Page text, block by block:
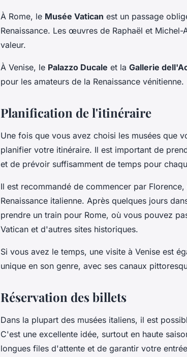
À Rome, le Musée Vatican est un passage
Renaissance. Les œuvres de Raphaël et
valeur.
À Venise, le Palazzo Ducale et la Gallerie
pour les amateurs de la Renaissance vénitienne.
Planification de l'itinéraire
Une fois que vous avez choisi les musées que
planifier votre itinéraire. Il est important de
et de prévoir suffisamment de temps pour
Il est recommandé de commencer par
Renaissance italienne. Après quelques jours
prendre un train pour Rome, où vous pouvez
Vatican et d'autres sites historiques.
Si vous avez le temps, une visite à Venise est
unique en son genre, avec ses canaux
Réservation des billets
Dans la plupart des musées italiens, il est
C'est une excellente idée, surtout en haute
longues files d'attente et de garantir votre